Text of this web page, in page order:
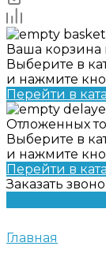
Ваша корзина
Выберите в
и нажмите
Перейти в
Отложенных
Выберите в
и нажмите
Перейти в
Заказать
Главная